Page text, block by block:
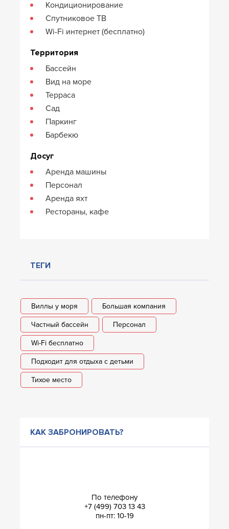
Кондиционирование
Спутниковое ТВ
Wi-Fi интернет (бесплатно)
Территория
Бассейн
Вид на море
Терраса
Сад
Паркинг
Барбекю
Досуг
Аренда машины
Персонал
Аренда яхт
Рестораны, кафе
ТЕГИ
Виллы у моря Большая компания
Частный бассейн Персонал
Wi-Fi бесплатно
Подходит для отдыха с детьми
Тихое место
КАК ЗАБРОНИРОВАТЬ?
По телефону
+7 (499) 703 13 43
пн-пт: 10-19